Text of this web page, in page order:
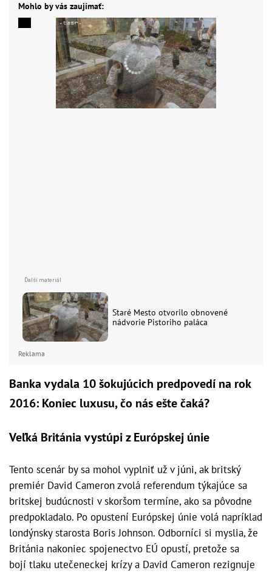
Mohlo by vás zaujímať:
Staré Mesto otvorilo obnovené
nádvorie Pistoriho paláca
Reklama
Banka vydala 10 šokujúcich predpovedí na rok
2016: Koniec luxusu, čo nás ešte čaká?
Veľká Británia vystúpi z Európskej únie
Tento scenár by sa mohol vyplniť už v júni, ak britský
premiér David Cameron zvolá referendum týkajúce sa
britskej budúcnosti v skoršom termíne, ako sa pôvodne
predpokladalo. Po opustení Európskej únie volá napríklad
londýnsky starosta Boris Johnson. Odborníci si myslia, že
Británia nakoniec spojenectvo EÚ opustí, pretože sa
bojí tlaku utečeneckej krízy a David Cameron rezignuje